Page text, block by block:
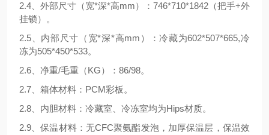
2.4、外部尺寸（宽*深*高mm）：746*710*1842（把手+外
挂锁）。
2.5、内部尺寸（宽*深*高mm）：冷藏为602*507*665,冷
冻为505*450*533。
2.6、净重/毛重（KG）：86/98。
2.7、箱体材料：PCM彩板。
2.8、内胆材料：冷藏室、冷冻室均为Hips材质。
2.9、保温材料：无CFC聚氨酯发泡，加厚保温层，保温效